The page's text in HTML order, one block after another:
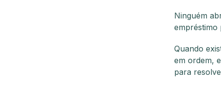
Ninguém
empréstimo
Quando
em ordem,
para